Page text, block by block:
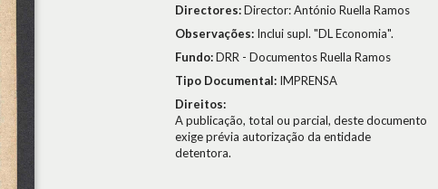
Directores:Director: António Ruella Ramos
Observações: Inclui supl. "DL Economia".
Fundo:DRR - Documentos Ruella Ramos
Tipo Documental: IMPRENSA
Direitos:
A publicação, total ou parcial, deste documento
exige prévia autorização da entidade
detentora.